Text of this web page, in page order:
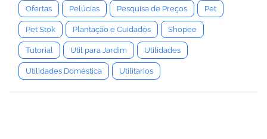
Ofertas Pelúcias Pesquisa de Preços Pet
Pet Stok Plantação e Cuidados Shopee
Tutorial Util para Jardim Utilidades
Utilidades Doméstica Utilitarios